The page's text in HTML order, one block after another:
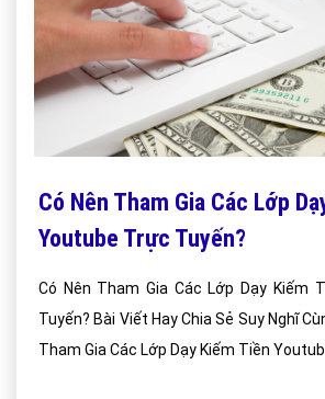
Có Nên Tham Gia Các Lớp
Youtube Trực Tuyến?
Có Nên Tham Gia Các Lớp Dạy Kiếm
Tuyến? Bài Viết Hay Chia Sẻ Suy Nghĩ
Tham Gia Các Lớp Dạy Kiếm Tiền